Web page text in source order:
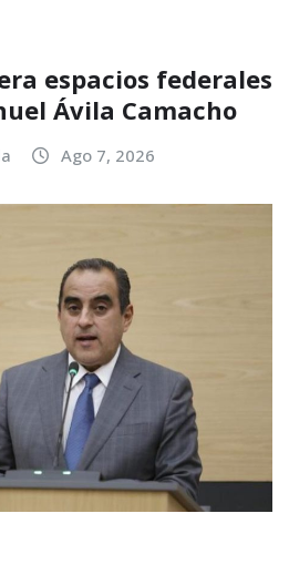
espacios federales
Ávila Camacho
Ago 7, 2026